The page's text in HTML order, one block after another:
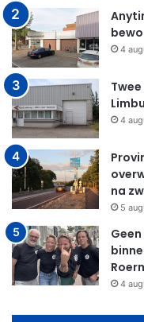
4
4
na
5
4